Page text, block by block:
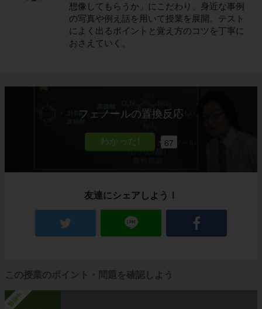
想像してもらうか」にこだわり、身近な事例
の写真や例え話を用いて授業を展開。テスト
によく出るポイントと覚え方のコツを丁寧に
おさえていく。
フェノールの置換反応
67
友達にシェアしよう！
この授業のポイント・問題を確認しよう
勉強中